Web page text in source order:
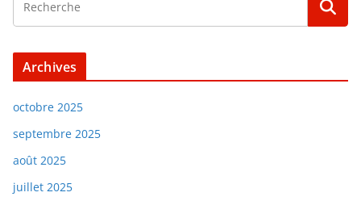
Archives
octobre 2025
septembre 2025
août 2025
juillet 2025